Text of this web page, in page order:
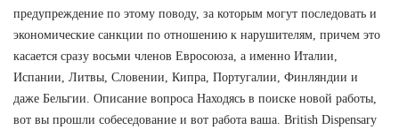
предупреждение по этому поводу, за которым могут последовать и
экономические санкции по отношению к нарушителям, причем это
касается сразу восьми членов Евросоюза, а именно Италии,
Испании, Литвы, Словении, Кипра, Португалии, Финляндии и
даже Бельгии. Описание вопроса Находясь в поиске новой работы,
вот вы прошли собеседование и вот работа ваша. British Dispensary